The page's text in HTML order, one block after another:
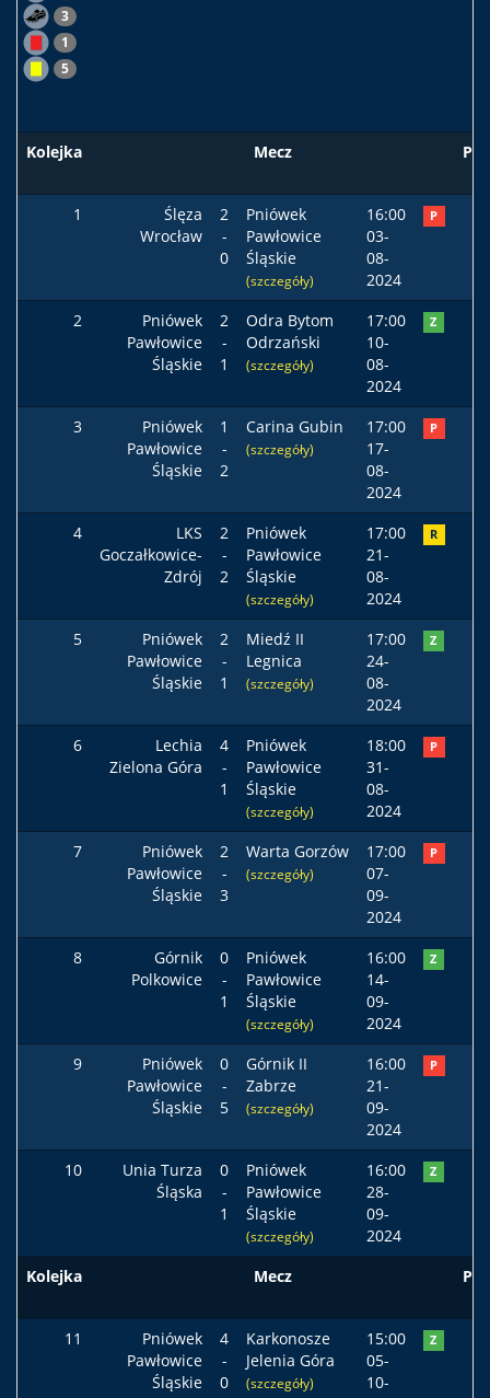
3
1
5
Kolejka Mecz
1
Ślęza
Wrocław
2
-
0
Pniówek
Pawłowice
Śląskie
(szczegóły)
16:00
03-
08-
2024
P
2
Pniówek
Pawłowice
Śląskie
2
-
1
Odra Bytom
Odrzański
(szczegóły)
17:00
10-
08-
2024
Z
3
Pniówek
Pawłowice
Śląskie
1
-
2
Carina Gubin
(szczegóły)
17:00
17-
08-
2024
P
4
LKS
Goczałkowice-
Zdrój
2
-
2
Pniówek
Pawłowice
Śląskie
(szczegóły)
17:00
21-
08-
2024
R
5
Pniówek
Pawłowice
Śląskie
2
-
1
Miedź II
Legnica
(szczegóły)
17:00
24-
08-
2024
Z
6
Lechia
Zielona Góra
4
-
1
Pniówek
Pawłowice
Śląskie
(szczegóły)
18:00
31-
08-
2024
P
7
Pniówek
Pawłowice
Śląskie
2
-
3
Warta Gorzów
(szczegóły)
17:00
07-
09-
2024
P
8
Górnik
Polkowice
0
-
1
Pniówek
Pawłowice
Śląskie
(szczegóły)
16:00
14-
09-
2024
Z
9
Pniówek
Pawłowice
Śląskie
0
-
5
Górnik II
Zabrze
(szczegóły)
16:00
21-
09-
2024
P
10
Unia Turza
Śląska
0
-
1
Pniówek
Pawłowice
Śląskie
(szczegóły)
16:00
28-
09-
2024
Z
Kolejka Mecz
11
Pniówek
Pawłowice
Śląskie
4
-
0
Karkonosze
Jelenia Góra
(szczegóły)
15:00
05-
10-
Z